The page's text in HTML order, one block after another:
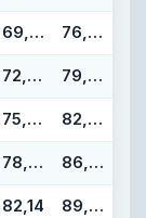
69,44 76,50
72,62 79,68
75,79 82,85
78,97 86,03
82,14 89,20